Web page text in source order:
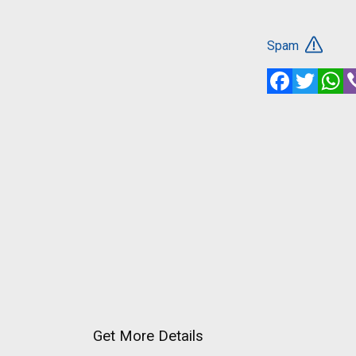
Spam
FacebookTwitter
Get More Details